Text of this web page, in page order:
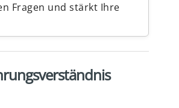
Fragen und stärkt Ihre